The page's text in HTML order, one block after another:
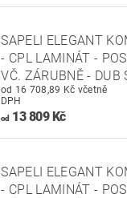
SAPELI ELEGANT
- CPL LAMINÁT -
VČ. ZÁRUBNĚ - DUB
od 16 708,89 Kč včetně
DPH
od13 809 Kč
SAPELI ELEGANT
- CPL LAMINÁT -